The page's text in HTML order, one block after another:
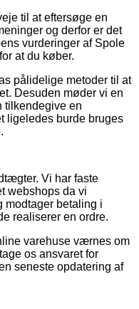
til at eftersøge en
og derfor er det
vurderinger af Spole
at du køber.
pålidelige metoder til at
Desuden møder vi en
tilkendegive en
ligeledes burde bruges
Vi har faste
webshops da vi
modtager betaling i
realiserer en ordre.
varehuse værnes om
os ansvaret for
seneste opdatering af